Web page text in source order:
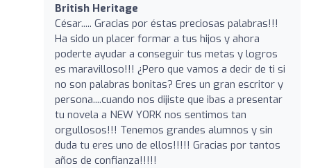
British Heritage
César..... Gracias por éstas preciosas palabras!!!
Ha sido un placer formar a tus hijos y ahora
poderte ayudar a conseguir tus metas y logros
es maravilloso!!! ¿Pero que vamos a decir de ti si
no son palabras bonitas? Eres un gran escritor y
persona....cuando nos dijiste que ibas a presentar
tu novela a NEW YORK nos sentimos tan
orgullosos!!! Tenemos grandes alumnos y sin
duda tu eres uno de ellos!!!!! Gracias por tantos
años de confianza!!!!!